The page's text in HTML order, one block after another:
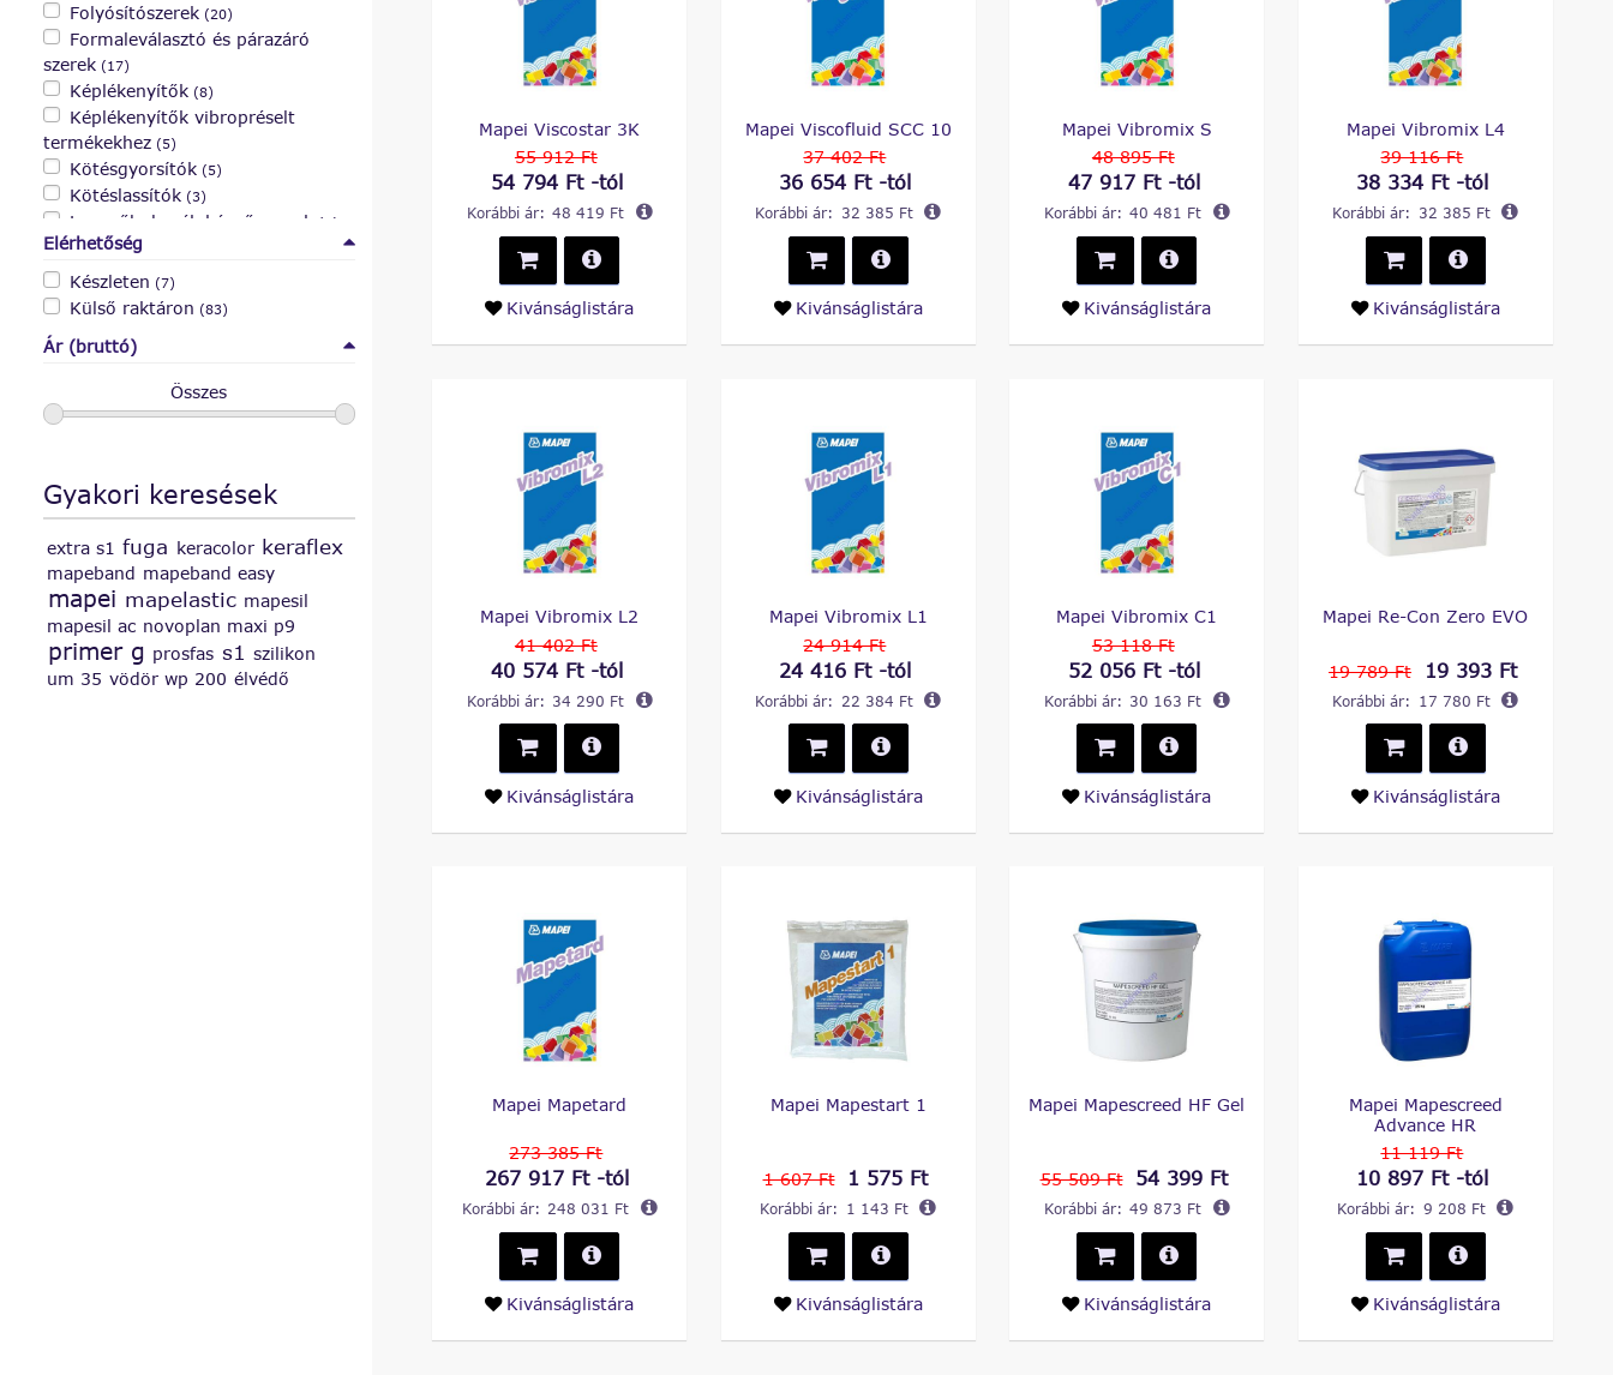
Mapei Viscostar 3K
55 912 Ft
54 794 Ft -tól
Korábbi ár: 48 419 Ft
Kivánságlistára
Mapei Viscofluid SCC 10
37 402 Ft
36 654 Ft -tól
Korábbi ár: 32 385 Ft
Kivánságlistára
Mapei Vibromix S
48 895 Ft
47 917 Ft -tól
Korábbi ár: 40 481 Ft
Kivánságlistára
Mapei Vibromix L4
39 116 Ft
38 334 Ft -tól
Korábbi ár: 32 385 Ft
Kivánságlistára
Mapei Vibromix L2
41 402 Ft
40 574 Ft -tól
Korábbi ár: 34 290 Ft
Kivánságlistára
Mapei Vibromix L1
24 914 Ft
24 416 Ft -tól
Korábbi ár: 22 384 Ft
Kivánságlistára
Mapei Vibromix C1
53 118 Ft
52 056 Ft -tól
Korábbi ár: 30 163 Ft
Kivánságlistára
Mapei Re-Con Zero EVO
19 789 Ft 19 393 Ft
Korábbi ár: 17 780 Ft
Kivánságlistára
Mapei Mapetard
273 385 Ft
267 917 Ft -tól
Korábbi ár: 248 031 Ft
Kivánságlistára
Mapei Mapestart 1
1 607 Ft 1 575 Ft
Korábbi ár: 1 143 Ft
Kivánságlistára
Mapei Mapescreed HF Gel
55 509 Ft 54 399 Ft
Korábbi ár: 49 873 Ft
Kivánságlistára
Mapei Mapescreed
Advance HR
11 119 Ft
10 897 Ft -tól
Korábbi ár: 9 208 Ft
Kivánságlistára
Folyósítószerek(20)
Formaleválasztó és párazáró
szerek (17)
Képlékenyítők(8)
Képlékenyítők vibropréselt
termékekhez (5)
Kötésgyorsítók(5)
Kötéslassítók(3)
Levegőbuborék képző szerek (5)
Nagy teljesítményű
folyósítószerek
(2)
Polipropilén szálak(7)
Elérhetőség
Készleten (7)
Külső raktáron (83)
Ár (bruttó)
Összes
Gyakori keresések
extra s1 fuga keracolor keraflex
mapeband mapeband easy
mapei mapelastic mapesil
mapesil ac novoplan maxi p9
primer g prosfas s1 szilikon
um 35 vödör wp 200 élvédő